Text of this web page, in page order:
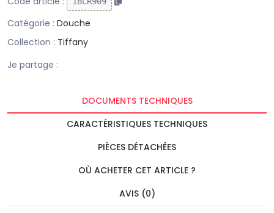
Catégorie : Douche
Collection : Tiffany
Je partage :
DOCUMENTS TECHNIQUES
CARACTÉRISTIQUES TECHNIQUES
PIÈCES DÉTACHÉES
OÙ ACHETER CET ARTICLE ?
AVIS (0)